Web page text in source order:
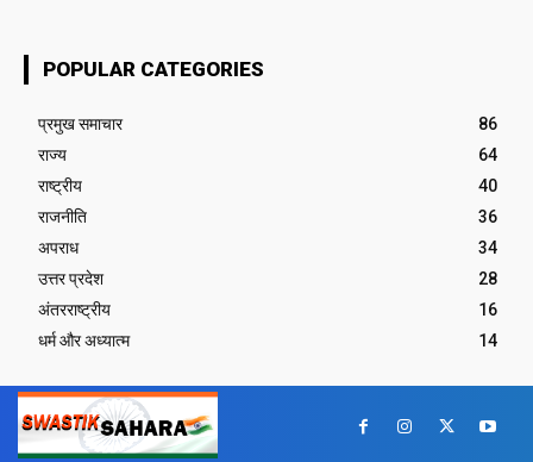
POPULAR CATEGORIES
प्रमुख समाचार‎
86
राज्य
64
राष्ट्रीय
40
राजनीति
36
अपराध
34
उत्तर प्रदेश
28
अंतरराष्ट्रीय
16
धर्म और अध्यात्म
14